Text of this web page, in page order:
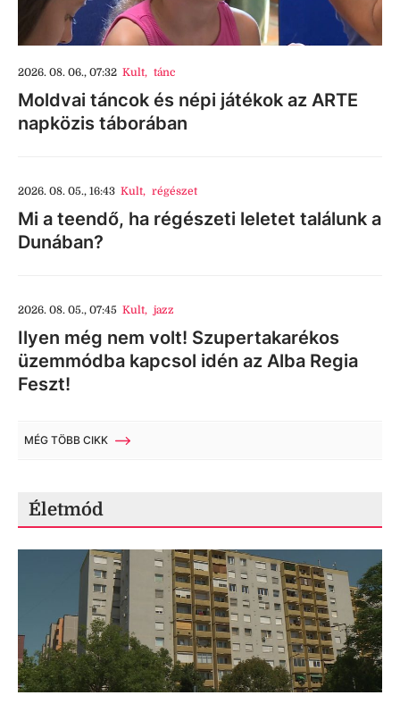
2026. 08. 06., 07:32 Kult, tánc
Moldvai táncok és népi játékok az ARTE
napközis táborában
2026. 08. 05., 16:43 Kult, régészet
Mi a teendő, ha régészeti leletet találunk a
Dunában?
2026. 08. 05., 07:45 Kult, jazz
Ilyen még nem volt! Szupertakarékos
üzemmódba kapcsol idén az Alba Regia
Feszt!
MÉG TÖBB CIKK
Életmód